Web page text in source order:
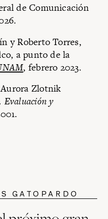
de Comunicación
y Roberto Torres,
a punto de la
, febrero 2023.
Zlotnik
Evaluación y
GATOPARDO